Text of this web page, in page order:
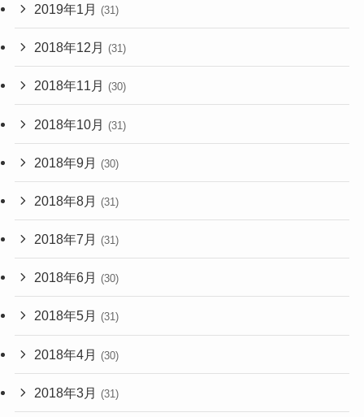
2019年1月 (31)
2018年12月 (31)
2018年11月 (30)
2018年10月 (31)
2018年9月 (30)
2018年8月 (31)
2018年7月 (31)
2018年6月 (30)
2018年5月 (31)
2018年4月 (30)
2018年3月 (31)